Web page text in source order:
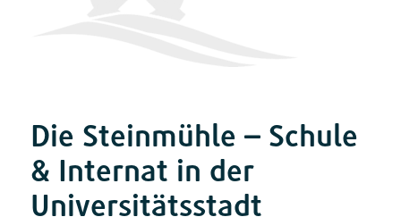
Die Steinmühle – Schule
& Internat in der
Universitätsstadt